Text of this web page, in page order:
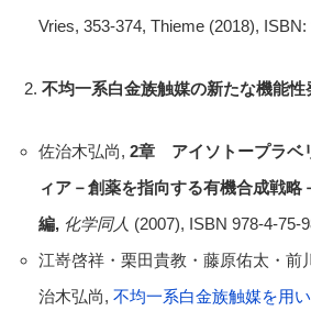
Vries, 353-374, Thieme (2018),
不均一系白金族触媒の新たな機能性
佐治木弘尚, 2章 アイソトープラベ
ィア－創薬を指向する有機合成戦略
編, 化学同人 (2007), ISBN 978-4-75-
江嵜啓祥・栗田貴教・藤原佑太・前
治木弘尚, 不均一系白金族触媒を用